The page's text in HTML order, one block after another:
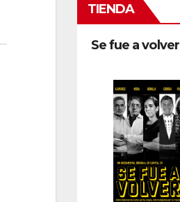
TIENDA
Se fue a volver